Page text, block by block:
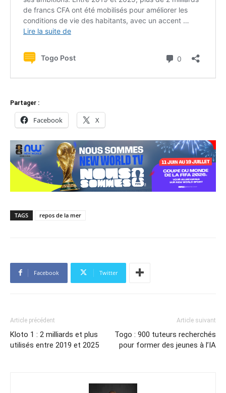
Partager :
Facebook X
TAGS repos de la mer
Facebook Twitter
Article précédent
Kloto 1 : 2 milliards et plus
utilisés entre 2019 et 2025
Article suivant
Togo : 900 tuteurs recherchés
pour former des jeunes à l’IA